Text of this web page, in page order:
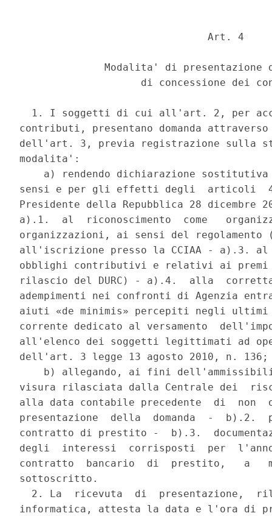
                               Art. 4
Modalita' di presentazione
di concessione dei
1. I soggetti di cui all'art. 2, per
contributi, presentano domanda
dell'art. 3, previa registrazione sulla
modalita':
a) rendendo dichiarazione
sensi e per gli effetti degli  articoli
Presidente della Repubblica 28
a).1.  al  riconoscimento  come
organizzazioni, ai sensi del
all'iscrizione presso la CCIAA - a).3. al
obblighi contributivi e relativi ai
rilascio del DURC) - a).4.  alla
adempimenti nei confronti di Agenzia
aiuti «de minimis» percepiti negli
corrente dedicato al versamento
all'elenco dei soggetti legittimati ad
dell'art. 3 legge 13 agosto 2010, n.
b) allegando, ai fini
visura rilasciata dalla Centrale dei
alla data contabile precedente  di
presentazione  della  domanda  -  b).2.
contratto di prestito -  b).3.
degli  interessi  corrisposti  per
contratto  bancario  di  prestito,   a
sottoscritto.
2. La  ricevuta  di  presentazione,
informatica, attesta la data e l'ora di